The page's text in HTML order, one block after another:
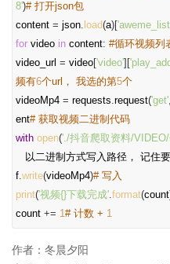
8')# 打开json包
content = json. load(a)[
for video in content: #循环视频列
video_url = video 'video'
频有6个url， 我选的第5个
videoMp4 = requests.request('get',
ent# 获取视频二进制代码
with open('./抖音爬取资料/
以二进制方式写入路径，
记住
f.write(videoMp4)# 写入
print('视频{}下载完成'.format(count
count += 1# 计数 + 1
作者：冬晨夕阳